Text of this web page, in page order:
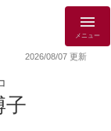
メニュー
2026/08/07 更新